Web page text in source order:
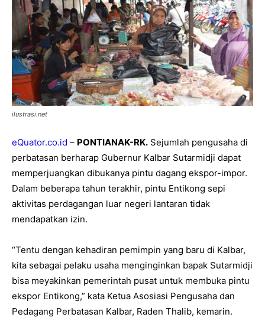
ilustrasi.net
eQuator.co.id – PONTIANAK-RK. Sejumlah pengusaha di
perbatasan berharap Gubernur Kalbar Sutarmidji dapat
memperjuangkan dibukanya pintu dagang ekspor-impor.
Dalam beberapa tahun terakhir, pintu Entikong sepi
aktivitas perdagangan luar negeri lantaran tidak
mendapatkan izin.
“Tentu dengan kehadiran pemimpin yang baru di Kalbar,
kita sebagai pelaku usaha menginginkan bapak Sutarmidji
bisa meyakinkan pemerintah pusat untuk membuka pintu
ekspor Entikong,” kata Ketua Asosiasi Pengusaha dan
Pedagang Perbatasan Kalbar, Raden Thalib, kemarin.